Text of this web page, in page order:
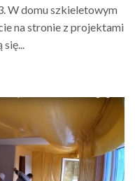
W domu szkieletowym
na stronie z projektami